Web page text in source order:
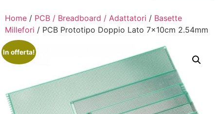
Home / PCB / Breadboard / Adattatori / Basette
Millefori / PCB Prototipo Doppio Lato 7x10cm 2.54mm
In offerta!